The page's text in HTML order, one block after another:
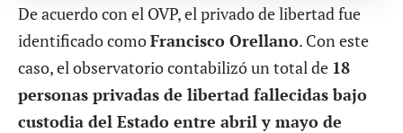
De acuerdo con el OVP, el privado de libertad fue
identificado comoFrancisco Orellano. Con este
caso, el observatorio contabilizó un total de 18
personas privadas de libertad fallecidas bajo
custodia del Estado entre abril y mayo de